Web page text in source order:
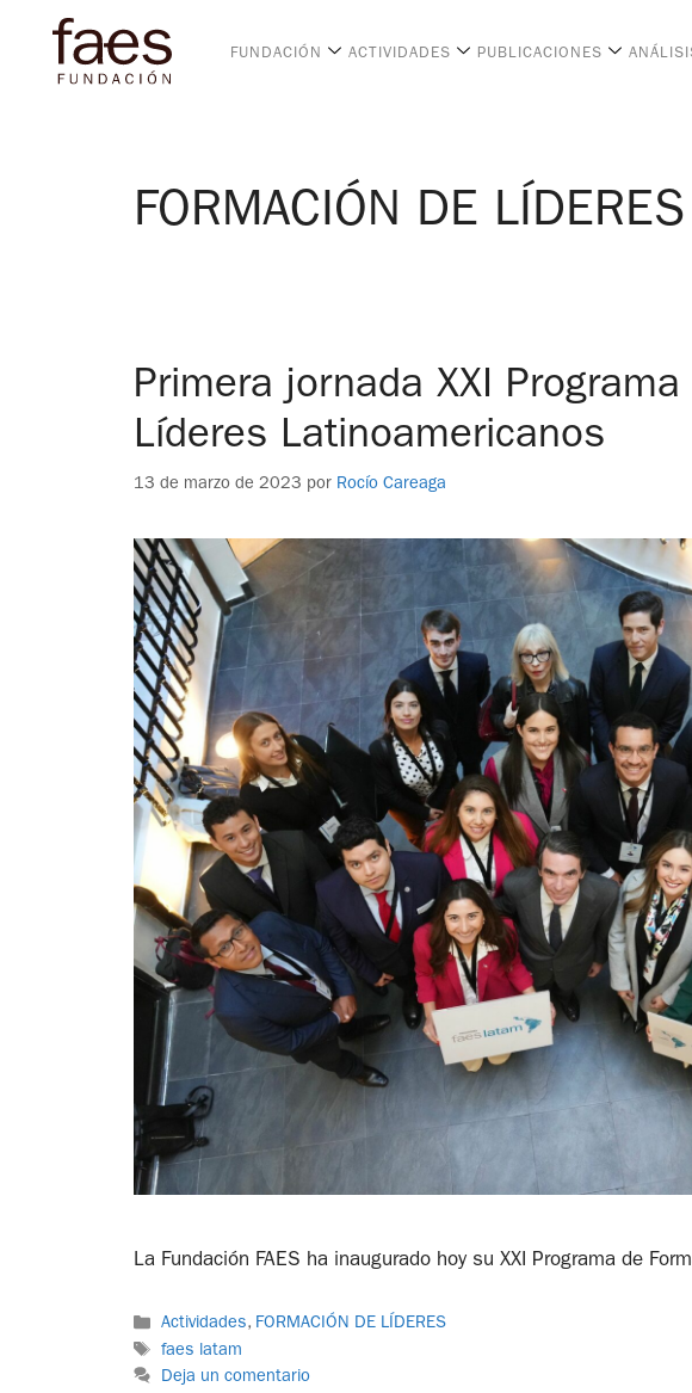
FUNDACIÓN ACTIVIDADES PUBLICACIONES
FORMACIÓN DE LÍDERES
Primera jornada XXI
Líderes Latinoamericanos
13 de marzo de 2023 por Rocío Careaga
La Fundación FAES ha inaugurado hoy su XXI Programa de
Actividades, FORMACIÓN DE LÍDERES
faes latam
Deja un comentario